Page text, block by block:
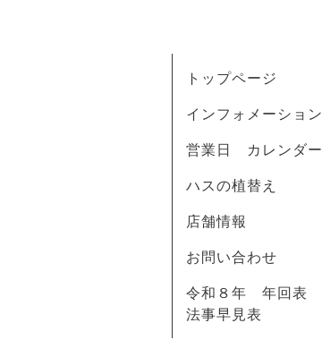
トップページ
インフォメーション
営業日 カレンダー
ハスの植替え
店舗情報
お問い合わせ
令和８年 年回表
法事早見表